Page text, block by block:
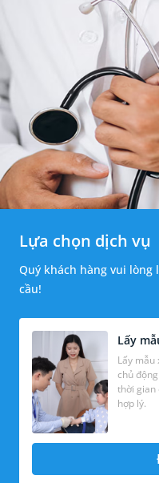
Lựa chọn dịch vụ
Quý khách hàng vui lòng
cầu!
Lấy
Lấy mẫu
chủ
thời gian đi lại, chờ đợi kết
hợp lý.